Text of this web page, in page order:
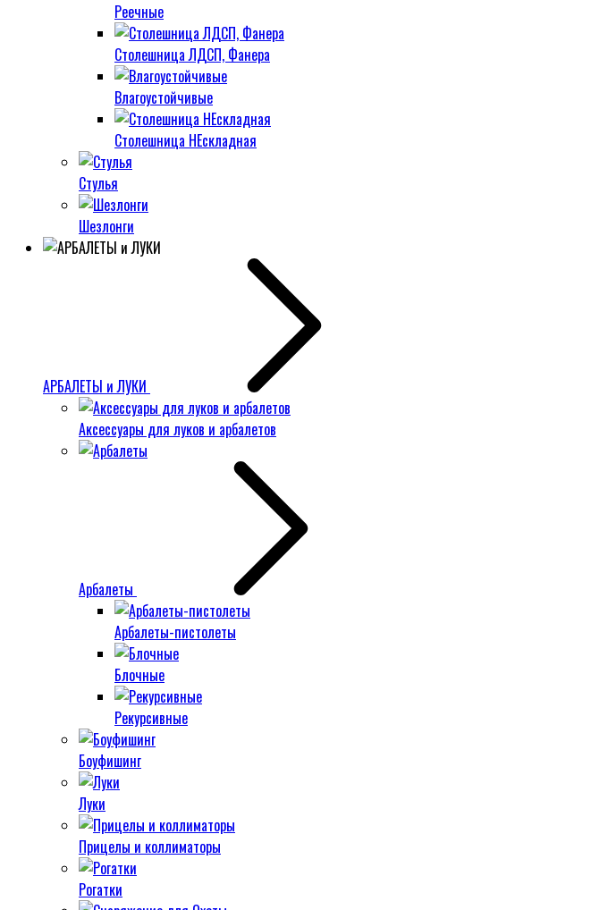
Реечные
Столешница ЛДСП, Фанера
Влагоустойчивые
Столешница НЕскладная
Стулья
Шезлонги
АРБАЛЕТЫ и ЛУКИ
Аксессуары для луков и арбалетов
Арбалеты
Арбалеты-пистолеты
Блочные
Рекурсивные
Боуфишинг
Луки
Прицелы и коллиматоры
Рогатки